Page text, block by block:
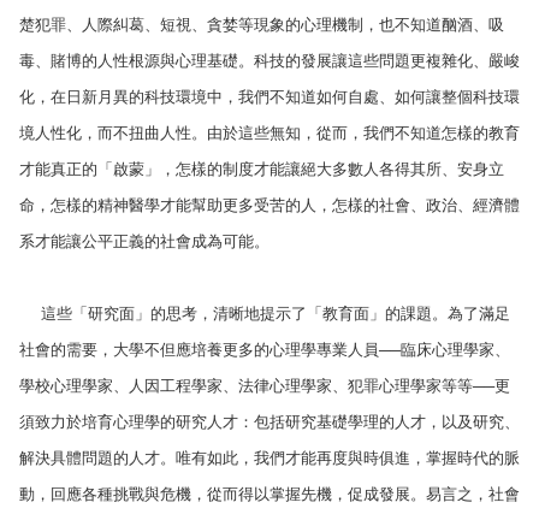
楚犯罪、人際糾葛、短視、貪婪等現象的心理機制，也不知道酗酒、吸
毒、賭博的人性根源與心理基礎。科技的發展讓這些問題更複雜化、嚴峻
化，在日新月異的科技環境中，我們不知道如何自處、如何讓整個科技環
境人性化，而不扭曲人性。由於這些無知，從而，我們不知道怎樣的教育
才能真正的「啟蒙」，怎樣的制度才能讓絕大多數人各得其所、安身立
命，怎樣的精神醫學才能幫助更多受苦的人，怎樣的社會、政治、經濟體
系才能讓公平正義的社會成為可能。
這些「研究面」的思考，清晰地提示了「教育面」的課題。為了滿足
社會的需要，大學不但應培養更多的心理學專業人員──臨床心理學家、
學校心理學家、人因工程學家、法律心理學家、犯罪心理學家等等──更
須致力於培育心理學的研究人才：包括研究基礎學理的人才，以及研究、
解決具體問題的人才。唯有如此，我們才能再度與時俱進，掌握時代的脈
動，回應各種挑戰與危機，從而得以掌握先機，促成發展。易言之，社會